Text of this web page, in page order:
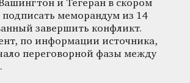
и Тегеран в скором
меморандум из 14
завершить конфликт.
по информации источника,
переговорной фазы между